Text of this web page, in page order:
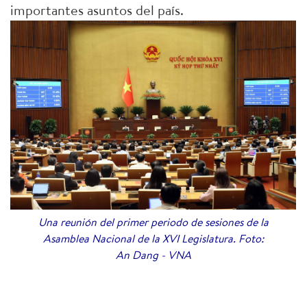
importantes asuntos del país.
Una reunión del primer periodo de sesiones de la
Asamblea Nacional de la XVI Legislatura. Foto:
An Dang - VNA